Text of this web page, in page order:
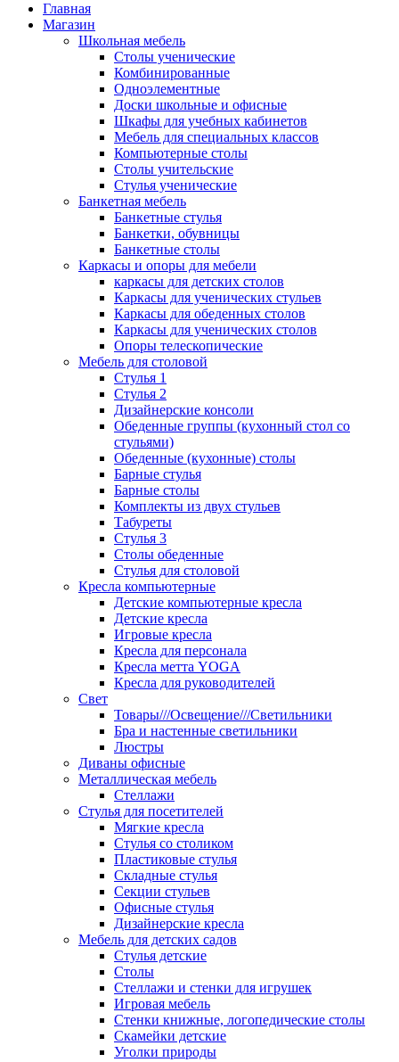
Главная
Магазин
Школьная мебель
Столы ученические
Комбинированные
Одноэлементные
Доски школьные и офисные
Шкафы для учебных кабинетов
Мебель для специальных классов
Компьютерные столы
Столы учительские
Стулья ученические
Банкетная мебель
Банкетные стулья
Банкетки, обувницы
Банкетные столы
Каркасы и опоры для мебели
каркасы для детских столов
Каркасы для ученических стульев
Каркасы для обеденных столов
Каркасы для ученических столов
Опоры телескопические
Мебель для столовой
Стулья 1
Стулья 2
Дизайнерские консоли
Обеденные группы (кухонный стол со
стульями)
Обеденные (кухонные) столы
Барные стулья
Барные столы
Комплекты из двух стульев
Табуреты
Стулья 3
Столы обеденные
Стулья для столовой
Кресла компьютерные
Детские компьютерные кресла
Детские кресла
Игровые кресла
Кресла для персонала
Кресла метта YOGA
Кресла для руководителей
Свет
Товары///Освещение///Светильники
Бра и настенные светильники
Люстры
Диваны офисные
Металлическая мебель
Стеллажи
Стулья для посетителей
Мягкие кресла
Стулья со столиком
Пластиковые стулья
Складные стулья
Секции стульев
Офисные стулья
Дизайнерские кресла
Мебель для детских садов
Стулья детские
Столы
Стеллажи и стенки для игрушек
Игровая мебель
Стенки книжные, логопедические столы
Скамейки детские
Уголки природы